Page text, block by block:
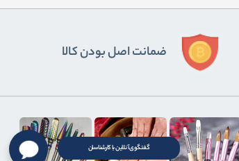
گفتگوی آنلاین با کارشناسان
ضمانت اصل بودن کالا